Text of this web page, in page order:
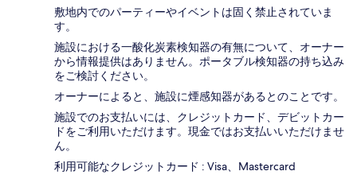
敷地内でのパーティーやイベントは固く禁止されていま
す。
施設における一酸化炭素検知器の有無について、オーナー
から情報提供はありません。ポータブル検知器の持ち込み
をご検討ください。
オーナーによると、施設に煙感知器があるとのことです。
施設でのお支払いには、クレジットカード、デビットカー
ドをご利用いただけます。現金ではお支払いいただけませ
ん。
利用可能なクレジットカード : Visa、Mastercard